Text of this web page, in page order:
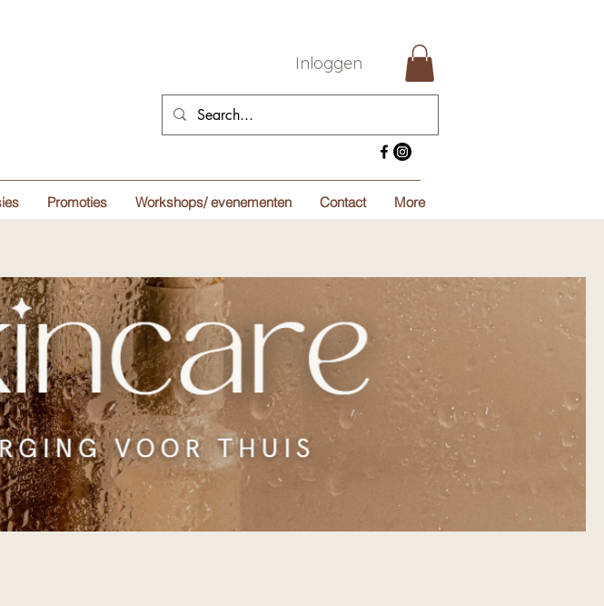
Inloggen
Promoties Workshops/ evenementen Contact More